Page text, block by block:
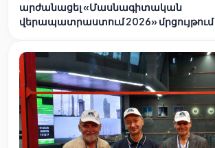
արժանացել «Մասնագիտական
վերապատրաստում 2026» մրցույթում